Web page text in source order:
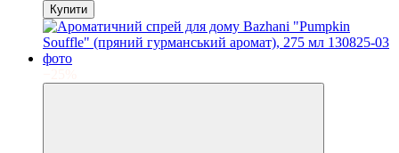
Купити